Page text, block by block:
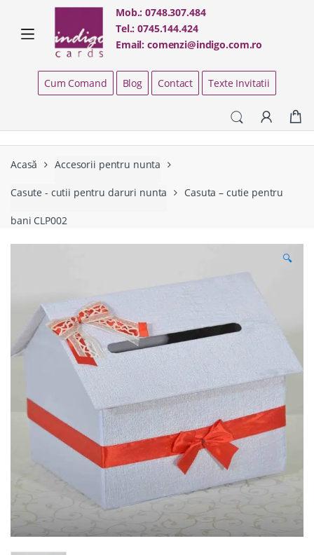
navigation
content
Mob.:0748.307.484
Tel.:0745.144.424
Email:comenzi@indigo.com.ro
Cum Comand Blog Contact Texte Invitatii
Acasă Accesorii pentru nunta
Casute - cutii pentru daruri nunta Casuta – cutie pentru
bani CLP002
🔍